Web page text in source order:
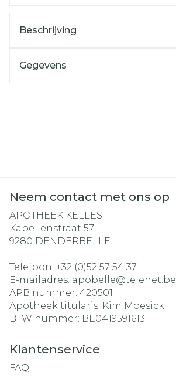
Beschrijving
Gegevens
Neem contact met ons op
APOTHEEK KELLES
Kapellenstraat 57
9280 DENDERBELLE
Telefoon: +32 (0)52 57 54 37
E-mailadres: apobelle@telenet.be
APB nummer: 420501
Apotheek titularis: Kim Moesick
BTW nummer: BE0419591613
Klantenservice
FAQ